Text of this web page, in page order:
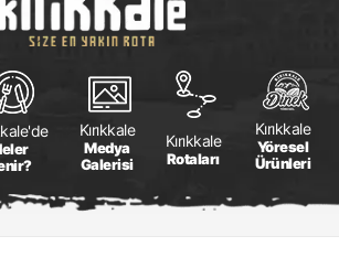
Kırıkkale
Medya
Galerisi
Kırıkkale
Rotaları
Kırıkkale
Yöresel
Ürünleri